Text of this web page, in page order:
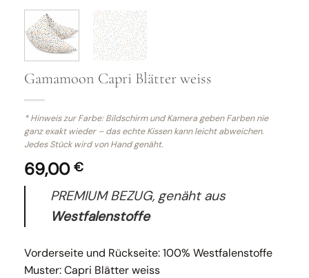
Gamamoon Capri Blätter weiss
* Hinweis zur Farbe: Bildschirm und Kamera geben Farben nie
ganz exakt wieder – das echte Kissen kann leicht abweichen.
Jedes Stück wird von Hand genäht.
69,00 €
PREMIUM BEZUG, genäht aus
Westfalenstoffe
Vorderseite und Rückseite: 100% Westfalenstoffe
Muster: Capri Blätter weiss